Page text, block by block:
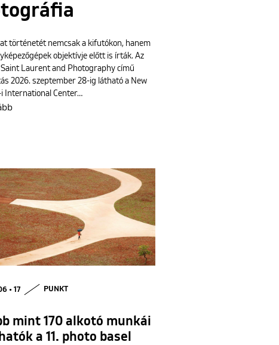
történetét nemcsak a kifutókon, hanem
objektívje előtt is írták. Az
Saint Laurent and Photography című
2026. szeptember 28-ig látható a New
i International Center…
• 17 PUNKT
mint 170 alkotó munkái
a 11. photo basel